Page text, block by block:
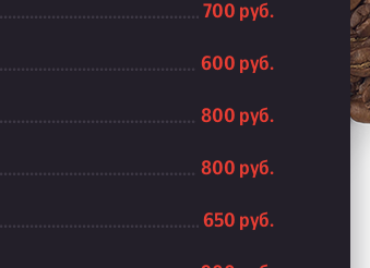
700 руб.
600 руб.
800 руб.
800 руб.
650 руб.